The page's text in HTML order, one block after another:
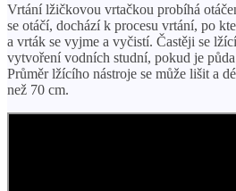
Vrtání lžičkovou vrtačkou probíhá
se otáčí, dochází k procesu vrtání, po
a vrták se vyjme a vyčistí. Častěji se
vytvoření vodních studní, pokud je půda
Průměr lžícího nástroje se může lišit a
než 70 cm.